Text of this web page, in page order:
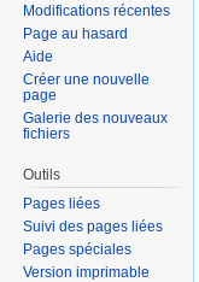
Modifications récentes
Page au hasard
Aide
Créer une nouvelle
page
Galerie des nouveaux
fichiers
Outils
Pages liées
Suivi des pages liées
Pages spéciales
Version imprimable